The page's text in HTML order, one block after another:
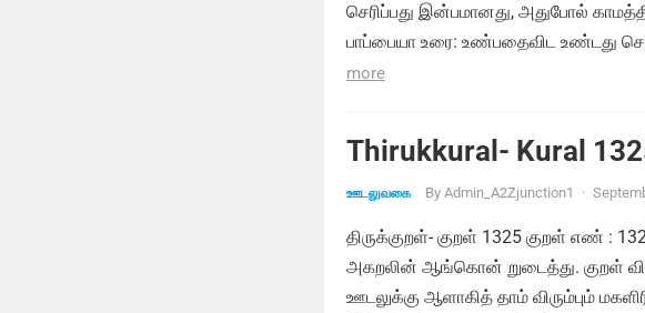
செரிப்பது இன்பமானது, அதுபோல்
பாப்பையா உரை: உண்பதைவிட உண்டது
more
Thirukkural- Kural
ஊடலுவகை By Admin_A2Zjunction1 ·
திருக்குறள்- குறள் 1325 குறள் எண் :
அகறலின் ஆங்கொன் றுடைத்து. குறள்
ஊடலுக்கு ஆளாகித் தாம் விரும்பும்